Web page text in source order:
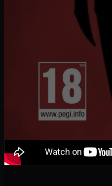
disponibile con il fine
alla open beta
24 al 26 marzo la fase di
tutti, ecco il video trailer di